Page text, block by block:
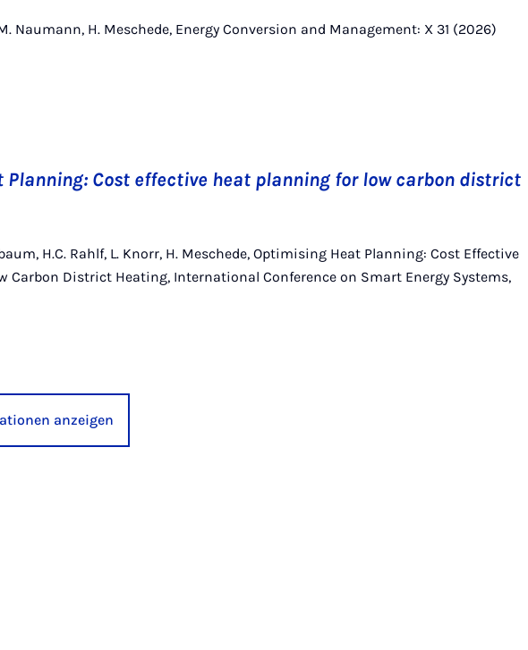
Naumann, H. Meschede, Energy Conversion and Management: X 31 (2026)
Planning: Cost effective heat planning for low carbon district
H.C. Rahlf, L. Knorr, H. Meschede, Optimising Heat Planning: Cost Effective
Carbon District Heating, International Conference on Smart Energy Systems,
anzeigen